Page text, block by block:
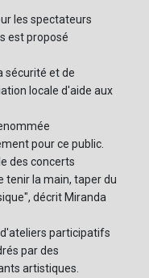
les spectateurs
est proposé
sécurité et de
locale d'aide aux
pour ce public.
des concerts
tenir la main, taper du
décrit Miranda
d'ateliers participatifs
par des
artistiques.